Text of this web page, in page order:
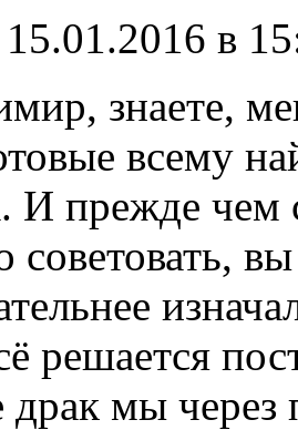
15.01.2016 в
знаете,
всему
И прежде чем
советовать,
решается
драк мы через